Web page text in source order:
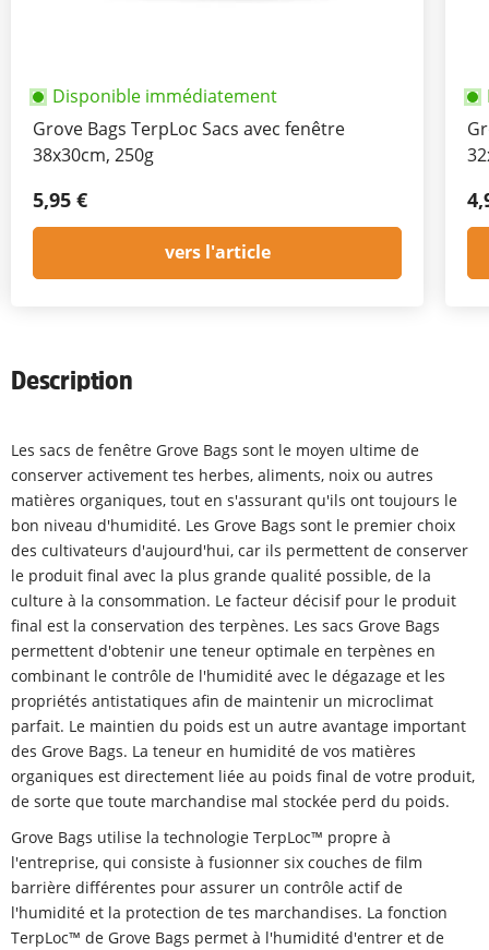
Disponible immédiatement
Grove Bags TerpLoc Sacs avec fenêtre
38x30cm, 250g
5,95 €
vers l'article
Description
Les sacs de fenêtre Grove Bags sont le moyen ultime de
conserver activement tes herbes, aliments, noix ou autres
matières organiques, tout en s'assurant qu'ils ont toujours le
bon niveau d'humidité. Les Grove Bags sont le premier choix
des cultivateurs d'aujourd'hui, car ils permettent de conserver
le produit final avec la plus grande qualité possible, de la
culture à la consommation. Le facteur décisif pour le produit
final est la conservation des terpènes. Les sacs Grove Bags
permettent d'obtenir une teneur optimale en terpènes en
combinant le contrôle de l'humidité avec le dégazage et les
propriétés antistatiques afin de maintenir un microclimat
parfait. Le maintien du poids est un autre avantage important
des Grove Bags. La teneur en humidité de vos matières
organiques est directement liée au poids final de votre produit,
de sorte que toute marchandise mal stockée perd du poids.
Grove Bags utilise la technologie TerpLoc™ propre à
l'entreprise, qui consiste à fusionner six couches de film
barrière différentes pour assurer un contrôle actif de
l'humidité et la protection de tes marchandises. La fonction
TerpLoc™ de Grove Bags permet à l'humidité d'entrer et de